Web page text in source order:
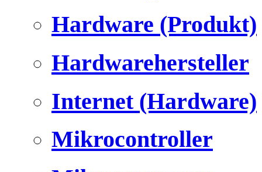
Hardware (Produkt)
Hardwarehersteller
Internet (Hardware)
Mikrocontroller